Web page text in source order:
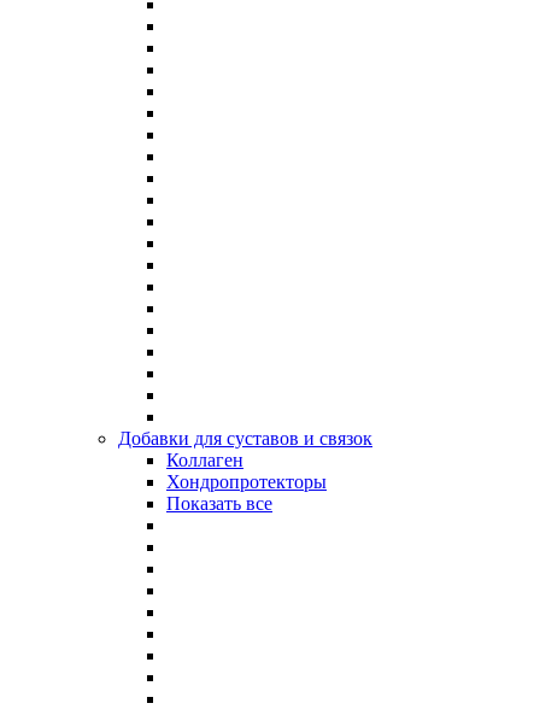
Добавки для суставов и связок
Коллаген
Хондропротекторы
Показать все